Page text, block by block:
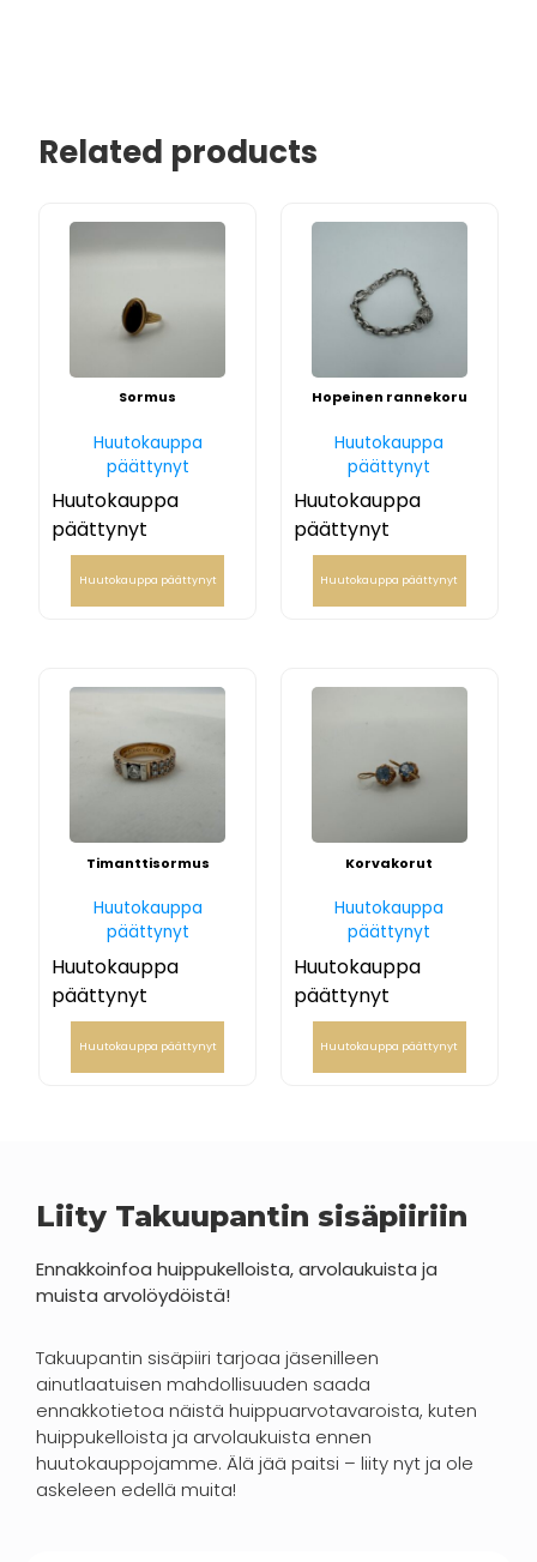
Related products
Sormus
Huutokauppa
päättynyt
Huutokauppa
päättynyt
Huutokauppa päättynyt
Hopeinen rannekoru
Huutokauppa
päättynyt
Huutokauppa
päättynyt
Huutokauppa päättynyt
Timanttisormus
Huutokauppa
päättynyt
Huutokauppa
päättynyt
Huutokauppa päättynyt
Korvakorut
Huutokauppa
päättynyt
Huutokauppa
päättynyt
Huutokauppa päättynyt
Liity Takuupantin sisäpiiriin
Ennakkoinfoa huippukelloista, arvolaukuista ja
muista arvolöydöistä!
Takuupantin sisäpiiri tarjoaa jäsenilleen
ainutlaatuisen mahdollisuuden saada
ennakkotietoa näistä huippuarvotavaroista, kuten
huippukelloista ja arvolaukuista ennen
huutokauppojamme. Älä jää paitsi – liity nyt ja ole
askeleen edellä muita!